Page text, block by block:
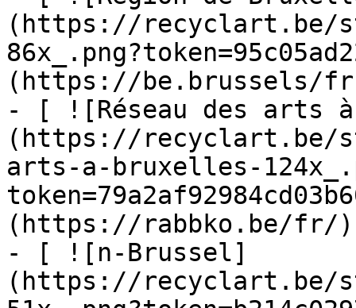
(https://recyclart.be/
(https://be.brussels/
- [ ![Réseau des arts
(https://recyclart.be/
arts-a-bruxelles-
(https://rabbko.be/fr/)
- [ ![n-Brussel]
(https://recyclart.be/